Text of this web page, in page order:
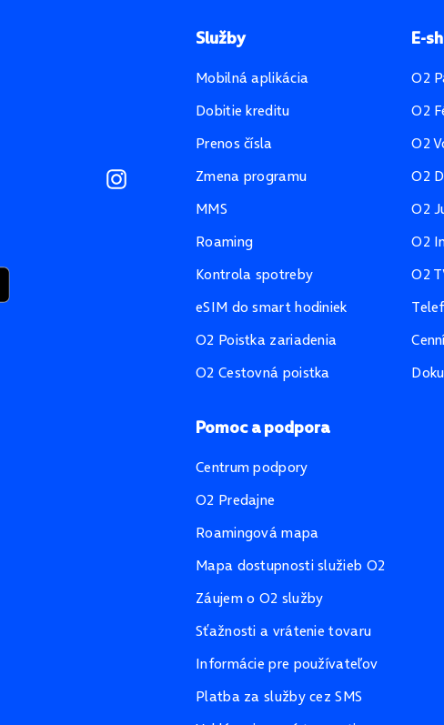
Služby
Mobilná aplikácia
Dobitie kreditu
Prenos čísla
Zmena programu
MMS
Roaming
Kontrola spotreby
eSIM do smart hodiniek
O2 Poistka zariadenia
O2 Cestovná poistka
E-
O2
O2
O2
O2
O2
O2
O2
Pomoc a podpora
Centrum podpory
O2 Predajne
Roamingová mapa
Mapa dostupnosti služieb O2
Záujem o O2 služby
Sťažnosti a vrátenie tovaru
Informácie pre používateľov
Platba za služby cez SMS